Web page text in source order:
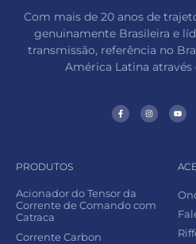
Com mais de 20 anos de
genuinamente Brasileira e
transmissão, referência no
América Latina
PRODUTOS
Acionador do Tensor da
Corrente de Comando com
Catraca
Corrente Carbon